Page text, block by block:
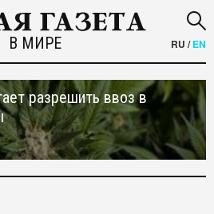
В МИРЕ RU /EN
разрешить ввоз в